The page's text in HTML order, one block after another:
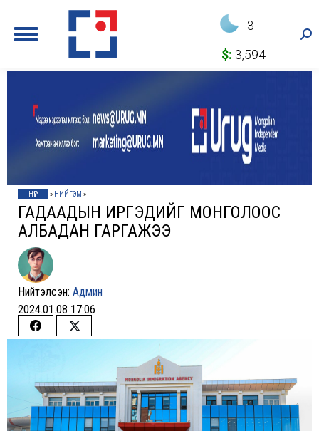
3
$: 3,594
НҮҮР » НИЙГЭМ »
ГАДААДЫН ИРГЭДИЙГ МОНГОЛООС
АЛБАДАН ГАРГАЖЭЭ
Нийтэлсэн: Админ
2024.01.08 17:06
Share
Share
Twitter